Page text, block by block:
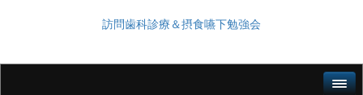
訪問歯科診療＆摂食嚥下勉強会